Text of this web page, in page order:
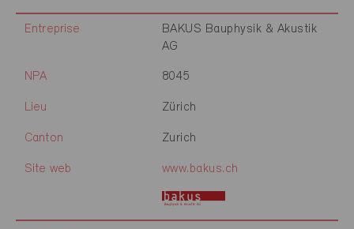
Entreprise
BAKUS Bauphysik & Akustik
AG
NPA 8045
Lieu Zürich
Canton Zurich
Site web www.bakus.ch